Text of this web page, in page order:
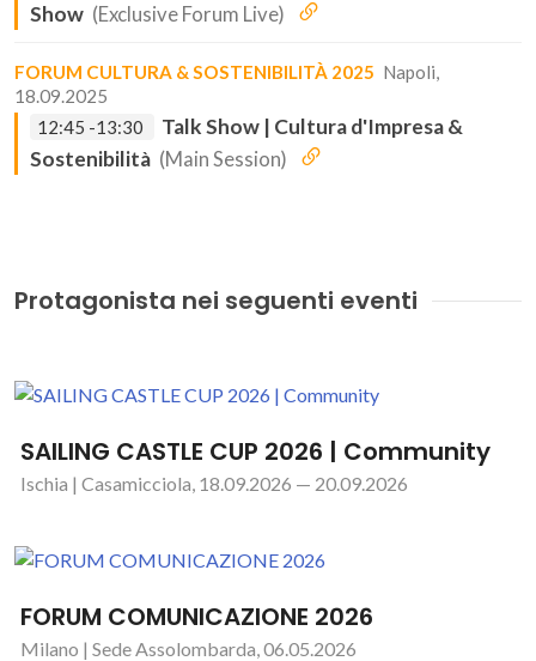
Show (Exclusive Forum Live)
FORUM CULTURA & SOSTENIBILITÀ 2025 Napoli,
18.09.2025
12:45 -13:30
Talk Show | Cultura d'Impresa &
Sostenibilità (Main Session)
Protagonista nei seguenti eventi
SAILING CASTLE CUP 2026 | Community
Ischia | Casamicciola, 18.09.2026 — 20.09.2026
FORUM COMUNICAZIONE 2026
Milano | Sede Assolombarda, 06.05.2026